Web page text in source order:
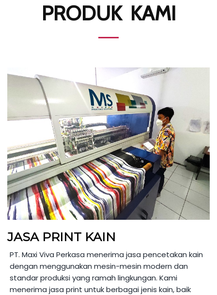
PRODUK KAMI
JASA PRINT KAIN
PT. Maxi Viva Perkasa menerima jasa pencetakan kain
dengan menggunakan mesin-mesin modern dan
standar produksi yang ramah lingkungan. Kami
menerima jasa print untuk berbagai jenis kain, baik